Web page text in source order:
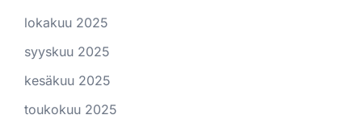
lokakuu 2025
syyskuu 2025
kesäkuu 2025
toukokuu 2025